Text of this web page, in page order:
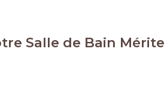
Salle de Bain